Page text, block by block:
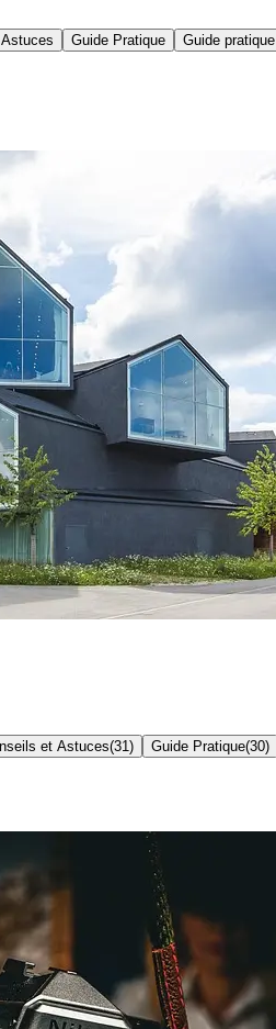
Guide Pratique Guide pratique
et Astuces(31 ) Guide Pratique(30)